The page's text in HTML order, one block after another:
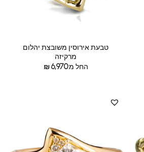
טבעת אירוסין משובצת יהלום
מרקיזה
החל מ:
₪6,970